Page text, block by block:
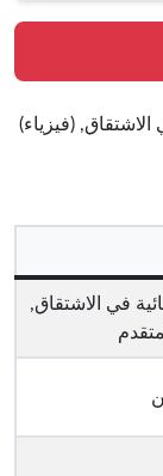
(فيزياء)
في الاشتقاق,